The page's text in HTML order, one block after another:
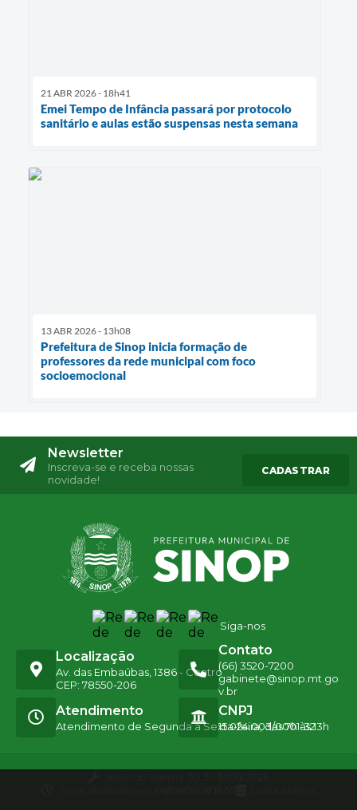
21 ABR 2026 - 18h41
Emei Tempo de Infância passará por protocolo
sanitário e aulas estão suspensas nesta semana
13 ABR 2026 - 13h08
Prefeitura de Sinop inicia formação de
professores da rede municipal com foco
socioemocional
Newsletter
Inscreva-se e receba nossas
novidade!
CADASTRAR
Siga-nos
Localização
Av. das Embaúbas, 1386 - Centro
CEP: 78550-206
Contato
(66) 3520-7200
gabinete@sinop.mt.go
v.br
Atendimento
Atendimento de Segunda a Sexta-feira, das 7h às 13h
CNPJ
15.024.003/0001-32